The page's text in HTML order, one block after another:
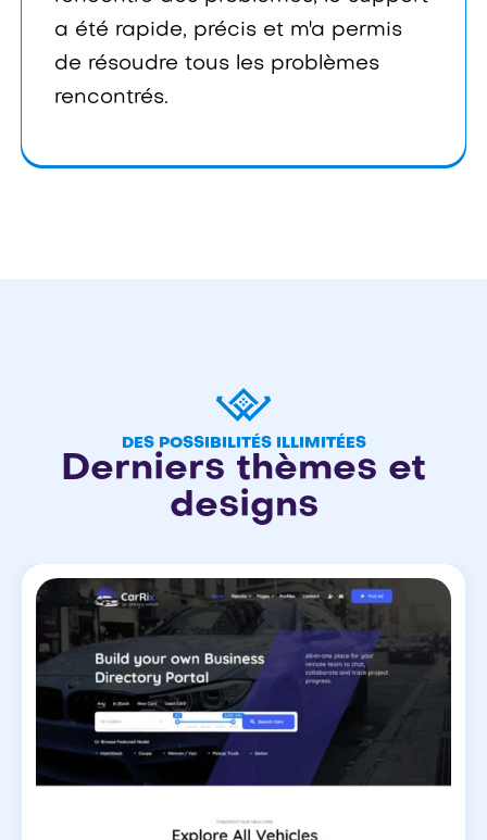
a été rapide, précis et m'a permis
de résoudre tous les problèmes
rencontrés.
DES POSSIBILITÉS ILLIMITÉES
Derniers thèmes et
designs